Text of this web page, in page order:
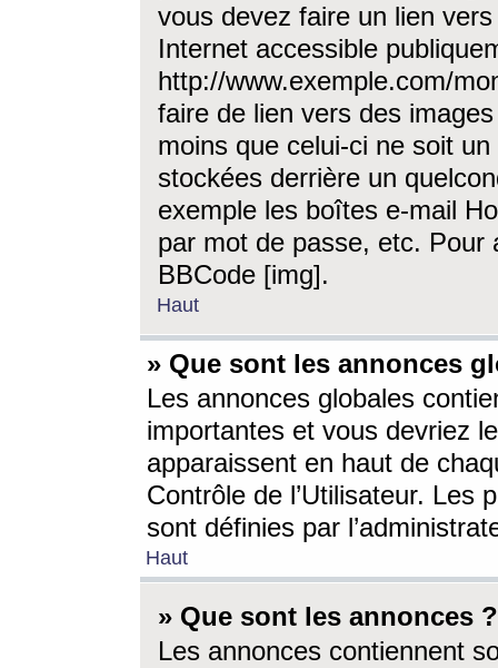
vous devez faire un lien
Internet accessible
http://www.exemple.com/
faire de lien vers des
moins que celui-ci ne soit
stockées derrière un
exemple les boîtes e-mail
par mot de passe, etc. Pour
BBCode [img].
Haut
» Que sont les annonces
Les annonces globales
importantes et vous devriez
apparaissent en haut de
Contrôle de l’Utilisateur. Les
sont définies par
Haut
» Que sont les annonces ?
Les annonces contiennent